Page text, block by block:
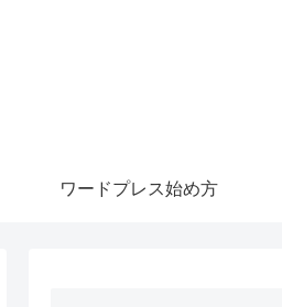
ワードプレス始め方